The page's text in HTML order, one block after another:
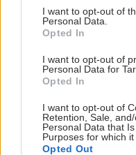
consent section.
I want to opt-out of
Personal Data.
Opted In
I want to opt-out of
Personal Data for
Opted In
I want to opt-out of
Retention, Sale,
Personal Data that
Purposes for which it
Opted Out